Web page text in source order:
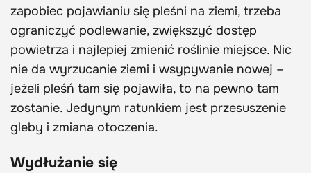
zapobiec pojawianiu się pleśni na ziemi, trzeba
ograniczyć podlewanie, zwiększyć dostęp
powietrza i najlepiej zmienić roślinie miejsce. Nic
nie da wyrzucanie ziemi i wsypywanie nowej –
jeżeli pleśń tam się pojawiła, to na pewno tam
zostanie. Jedynym ratunkiem jest przesuszenie
gleby i zmiana otoczenia.
Wydłużanie się